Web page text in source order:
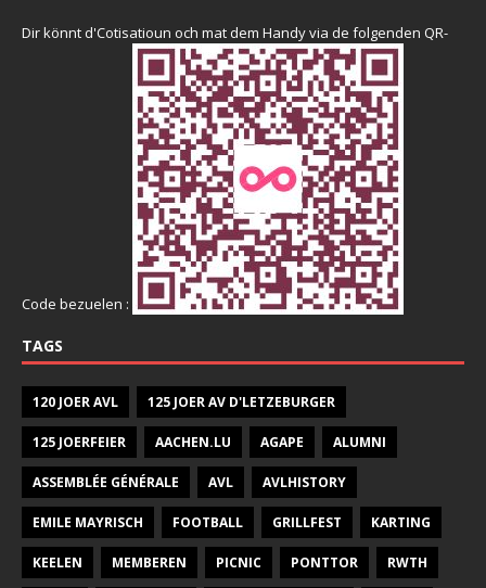
Dir könnt d'Cotisatioun och mat dem Handy via de folgenden QR-
Code bezuelen :
TAGS
120 JOER AVL 125 JOER AV D'LETZEBURGER
125 JOERFEIER AACHEN.LU AGAPE ALUMNI
ASSEMBLÉE GÉNÉRALE AVL AVLHISTORY
EMILE MAYRISCH FOOTBALL GRILLFEST KARTING
KEELEN MEMBEREN PICNIC PONTTOR RWTH